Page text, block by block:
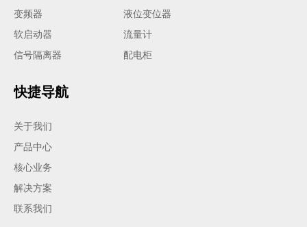
变频器
软启动器
信号隔离器
液位变位器
流量计
配电柜
快捷导航
关于我们
产品中心
核心业务
解决方案
联系我们